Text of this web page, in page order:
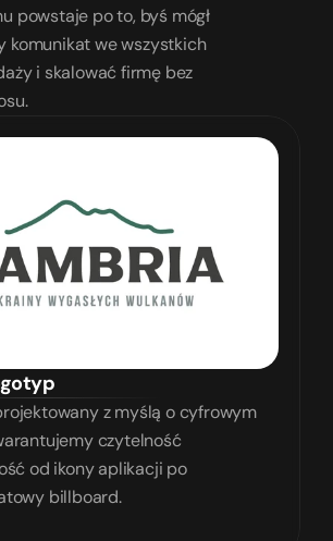
powstaje po to, byś mógł
komunikat we wszystkich
i skalować firmę bez
z myślą o cyfrowym
czytelność
od ikony aplikacji po
billboard.